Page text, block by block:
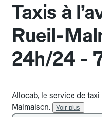
Taxis à
Rueil-
24h/24 -
Allocab, le service de
Malmaison.
Voir plus